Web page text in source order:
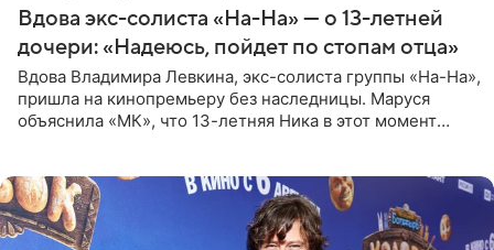
Вдова экс-солиста «На-На» — о 13-летней
дочери: «Надеюсь, пойдет по стопам отца»
Вдова Владимира Левкина, экс-солиста группы «На-На»,
пришла на кинопремьеру без наследницы. Маруся
объяснила «МК», что 13-летняя Ника в этот момент